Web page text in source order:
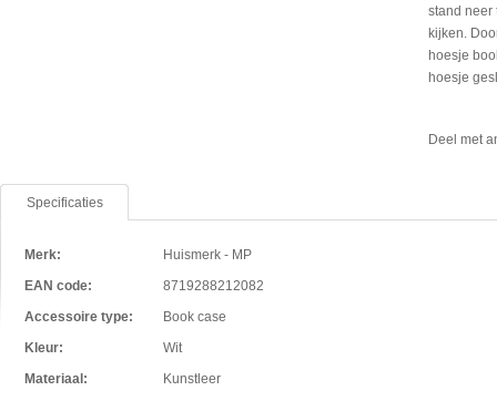
stand neer
kijken.
hoesje
hoesje
Deel met
Specificaties
Merk:
Huismerk - MP
EAN code:
8719288212082
Accessoire type:
Book case
Kleur:
Wit
Materiaal:
Kunstleer